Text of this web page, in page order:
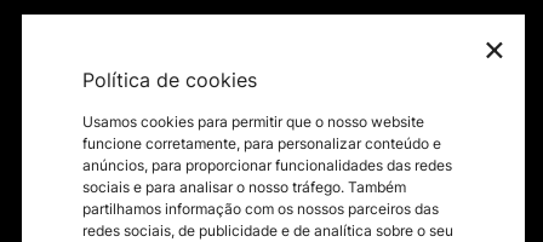
Contactos
Termos e condições
×
Política de cookies
Usamos cookies para permitir que o nosso website
funcione corretamente, para personalizar conteúdo e
anúncios, para proporcionar funcionalidades das redes
sociais e para analisar o nosso tráfego. Também
partilhamos informação com os nossos parceiros das
redes sociais, de publicidade e de analítica sobre o seu